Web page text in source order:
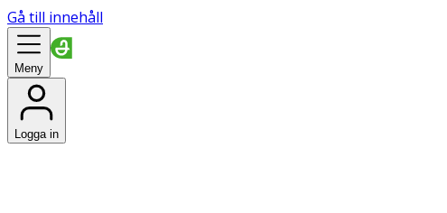
Gå till innehåll
Meny
Logga in